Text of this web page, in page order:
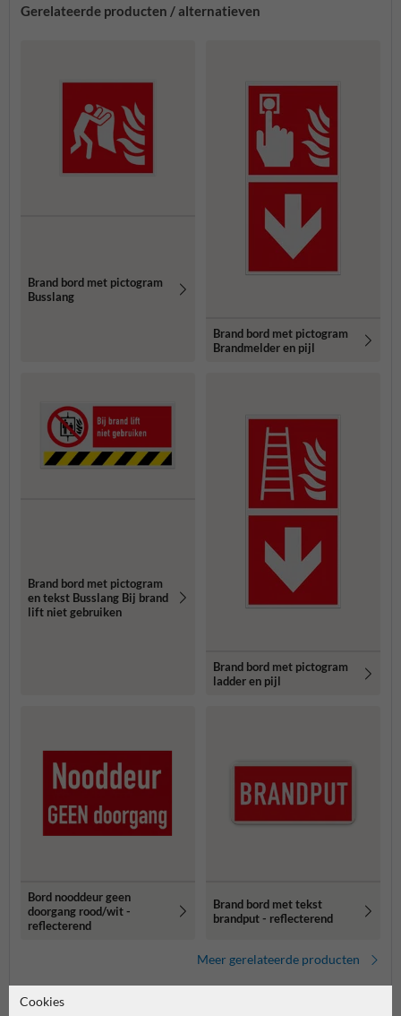
Gerelateerde producten / alternatieven
Brand bord met pictogram
Busslang
Brand bord met pictogram
Brandmelder en pijl
Brand bord met pictogram
en tekst Busslang Bij brand
lift niet gebruiken
Brand bord met pictogram
ladder en pijl
Bord nooddeur geen
doorgang rood/wit -
reflecterend
Brand bord met tekst
brandput - reflecterend
Meer gerelateerde producten
Cookies